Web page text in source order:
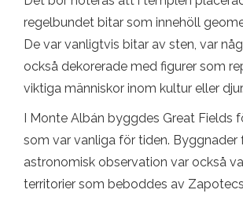
regelbundet bitar som innehöll
De var vanligtvis bitar av sten, var
också dekorerade med figurer som
viktiga människor inom kultur eller djur.
I Monte Albán byggdes Great Fields
som var vanliga för tiden. Byggnader
astronomisk observation var också
territorier som beboddes av